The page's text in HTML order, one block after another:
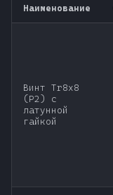
Наименование
Винт Tr8x8
(P2) с
латунной
гайкой